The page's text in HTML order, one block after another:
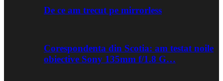
De ce am trecut pe mirrorless
Corespondenta din Scotia: am testat noile
obiective Sony 135mm f/1.8 G…